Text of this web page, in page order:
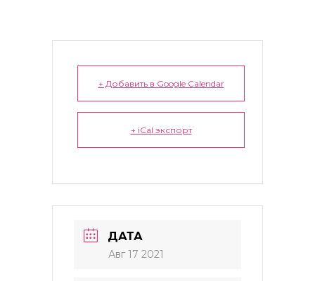
+ Добавить в Google Calendar
+ iCal экспорт
ДАТА
Авг 17 2021